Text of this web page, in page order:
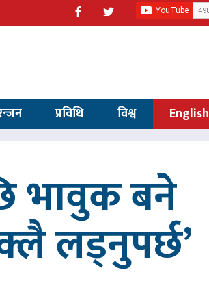
प्रविधि विश्व English
भावुक बने
लड्नुपर्छ’